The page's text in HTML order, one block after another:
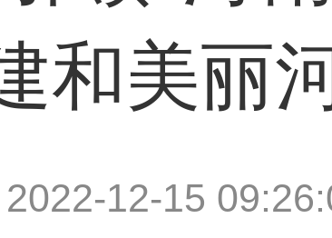
和美丽
2022-12-15